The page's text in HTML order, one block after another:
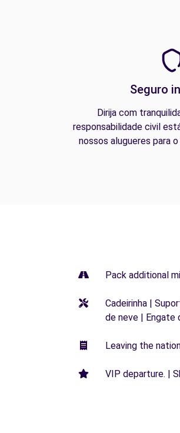
Seguro
Dirija com
responsabilidade civil
nossos alugueres para
Pack additional
Cadeirinha |
de neve | Engate
Leaving the
VIP departure. |